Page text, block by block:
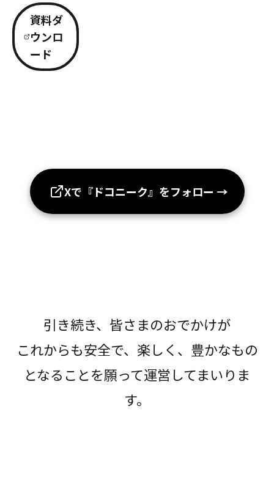
資料ダ
ウンロ
ード
Xで『ドコニーク』をフォロー →
引き続き、皆さまのおでかけが
これからも安全で、楽しく、豊かなもの
となることを願って運営してまいりま
す。